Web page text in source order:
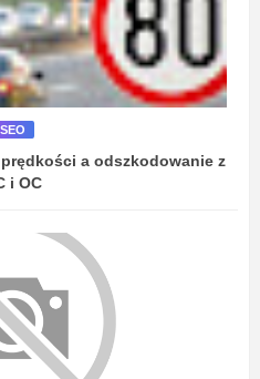
SEO
a odszkodowanie z
i OC